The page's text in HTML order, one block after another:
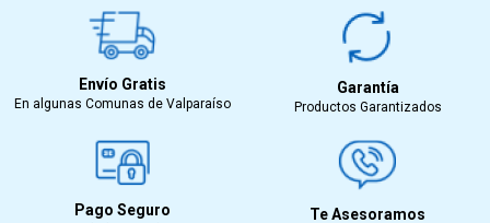
Envío Gratis
En algunas Comunas de Valparaíso
Garantía
Productos Garantizados
Pago Seguro Te Asesoramos